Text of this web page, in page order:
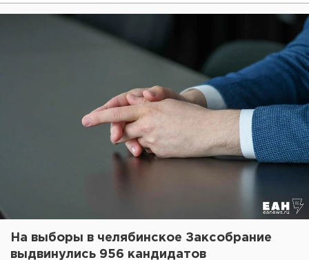
На выборы в челябинское Заксобрание
выдвинулись 956 кандидатов